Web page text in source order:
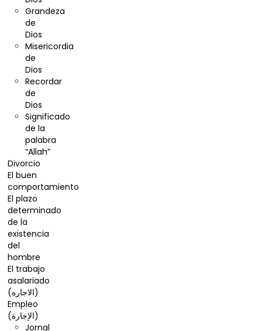
Grandeza
de
Dios
Misericordia
de
Dios
Recordar
de
Dios
Significado
de la
palabra
“Allah”
Divorcio
El buen
comportamiento
El plazo
determinado
de la
existencia
del
hombre
El trabajo
asalariado
(الاجاره)
Empleo
(الإجارة)
Jornal